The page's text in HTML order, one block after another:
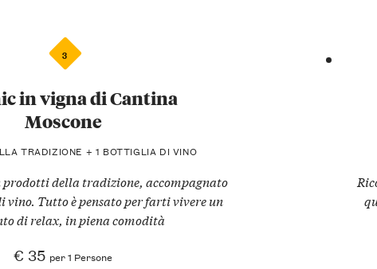
3
in vigna di Cantina
Moscone
TRADIZIONE + 1 BOTTIGLIA DI VINO
prodotti della tradizione, accompagnato
Tutto è pensato per farti vivere un
di relax, in piena comodità
€ 35 per 1 Persone